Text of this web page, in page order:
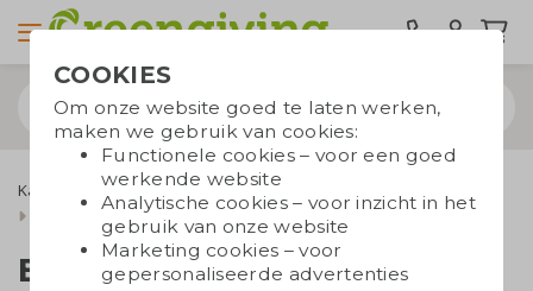
Kantoorartikelen Uitwisbare notitieboekjes
Bambook softcover A4
Bambook softcover A4
COOKIES
Om onze website goed te laten werken,
maken we gebruik van cookies:
Functionele cookies – voor een goed
werkende website
Analytische cookies – voor inzicht in het
gebruik van onze website
Marketing cookies – voor
gepersonaliseerde advertenties